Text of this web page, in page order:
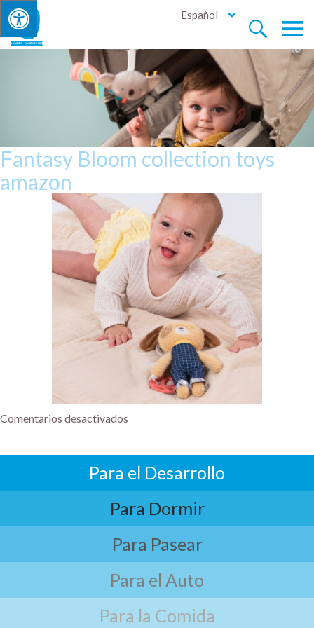


Español
Fantasy Bloom collection toys
amazon
Comentarios desactivados
Para el Desarrollo
Para Dormir
Para Pasear
Para el Auto
Para la Comida